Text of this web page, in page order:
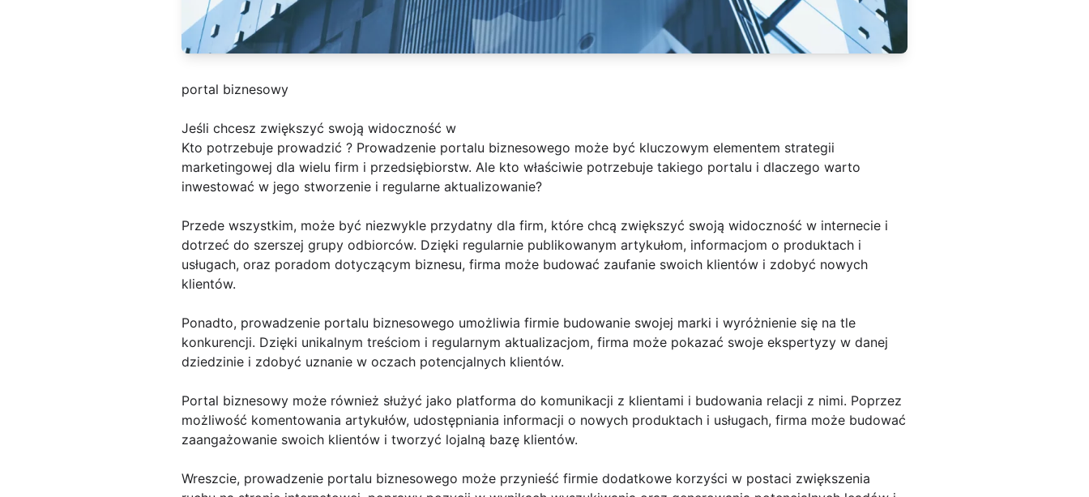
portal biznesowy
Jeśli chcesz zwiększyć swoją widoczność w
Kto potrzebuje prowadzić ? Prowadzenie portalu biznesowego może być kluczowym elementem strategii
marketingowej dla wielu firm i przedsiębiorstw. Ale kto właściwie potrzebuje takiego portalu i dlaczego warto
inwestować w jego stworzenie i regularne aktualizowanie?
Przede wszystkim, może być niezwykle przydatny dla firm, które chcą zwiększyć swoją widoczność w internecie i
dotrzeć do szerszej grupy odbiorców. Dzięki regularnie publikowanym artykułom, informacjom o produktach i
usługach, oraz poradom dotyczącym biznesu, firma może budować zaufanie swoich klientów i zdobyć nowych
klientów.
Ponadto, prowadzenie portalu biznesowego umożliwia firmie budowanie swojej marki i wyróżnienie się na tle
konkurencji. Dzięki unikalnym treściom i regularnym aktualizacjom, firma może pokazać swoje ekspertyzy w danej
dziedzinie i zdobyć uznanie w oczach potencjalnych klientów.
Portal biznesowy może również służyć jako platforma do komunikacji z klientami i budowania relacji z nimi. Poprzez
możliwość komentowania artykułów, udostępniania informacji o nowych produktach i usługach, firma może budować
zaangażowanie swoich klientów i tworzyć lojalną bazę klientów.
Wreszcie, prowadzenie portalu biznesowego może przynieść firmie dodatkowe korzyści w postaci zwiększenia